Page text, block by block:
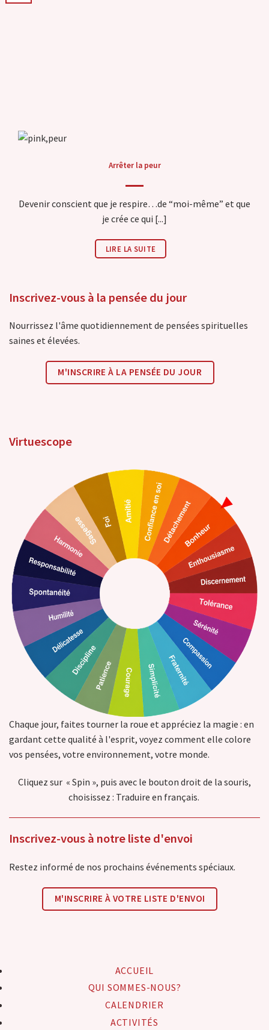
Arrêter la peur
Devenir conscient que je respire…de “moi-même” et que
je crée ce qui [...]
LIRE LA SUITE
Inscrivez-vous à la pensée du jour
Nourrissez l'âme quotidiennement de pensées spirituelles
saines et élevées.
M'INSCRIRE À LA PENSÉE DU JOUR
Virtuescope
Chaque jour, faites tourner la roue et appréciez la magie : en
gardant cette qualité à l'esprit, voyez comment elle colore
vos pensées, votre environnement, votre monde.
Cliquez sur « Spin », puis avec le bouton droit de la souris,
choisissez : Traduire en français.
Inscrivez-vous à notre liste d'envoi
Restez informé de nos prochains événements spéciaux.
M'INSCRIRE À VOTRE LISTE D'ENVOI
ACCUEIL
QUI SOMMES-NOUS?
CALENDRIER
ACTIVITÉS